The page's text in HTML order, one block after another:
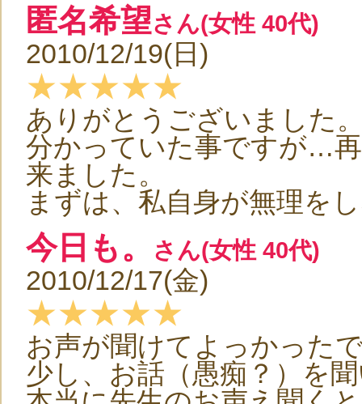
匿名希望さん(女性 40代)
2010/12/19(日)
★★★★★
ありがとうございました
分かっていた事ですが…
来ました。
まずは、私自身が無理を
今日も。 さん(女性 40代)
2010/12/17(金)
★★★★★
お声が聞けてよっかった
少し、お話（愚痴？）を